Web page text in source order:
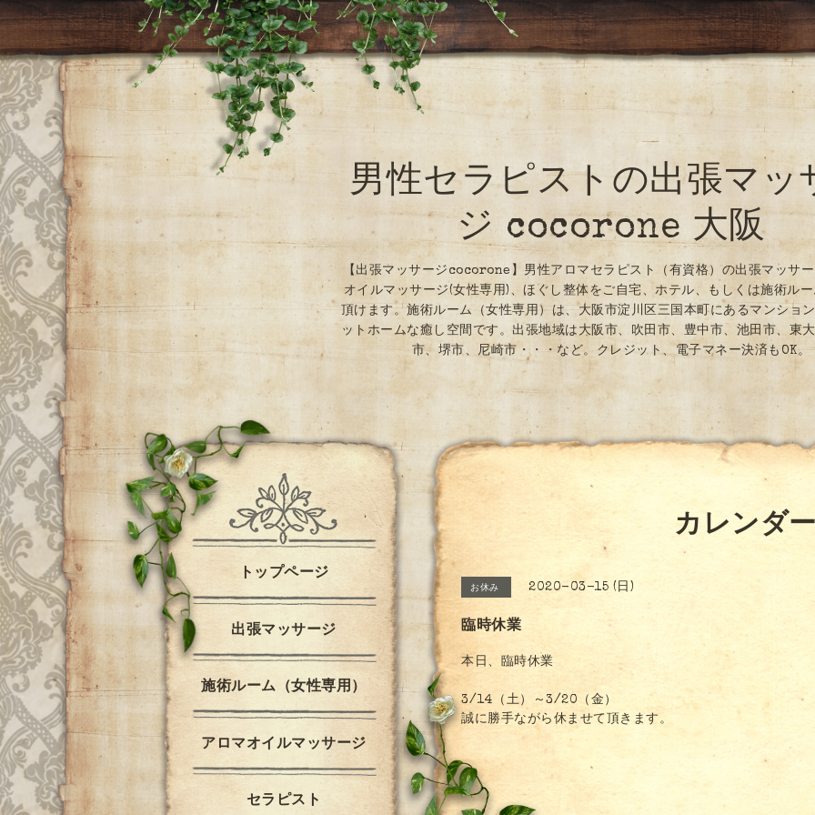
男性セラピストの出張マッ
ジ cocorone 大阪
【出張マッサージcocorone】男性アロマセラピスト（有資格）の出張マッサ
オイルマッサージ(女性専用)、ほぐし整体をご自宅、ホテル、もしくは施術ル
頂けます。施術ルーム（女性専用）は、大阪市淀川区三国本町にあるマンショ
ットホームな癒し空間です。出張地域は大阪市、吹田市、豊中市、池田市、東
市、堺市、尼崎市・・・など。クレジット、電子マネー決済もOK。
カレンダ
お休み 2020-03-15 (日)
臨時休業
本日、臨時休業
3/14（土）～3/20（金）
誠に勝手ながら休ませて頂きます。
トップページ
出張マッサージ
施術ルーム（女性専用）
アロマオイルマッサージ
セラピスト